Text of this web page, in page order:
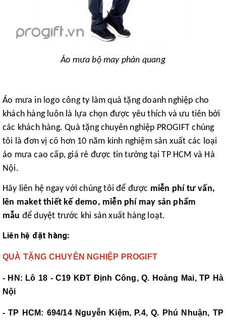
Áo mưa bộ may phản quang
Áo mưa in logo công ty làm quà tặng doanh nghiệp cho
khách hàng luôn là lựa chọn được yêu thích và ưu tiên bởi
các khách hàng. Quà tặng chuyên nghiệp PROGIFT chúng
tôi là đơn vị có hơn 10 năm kinh nghiệm sản xuất các loại
áo mưa cao cấp, giá rẻ được tin tưởng tại TP HCM và Hà
Nội.
Hãy liên hệ ngay với chúng tôi để được miễn phí tư vấn,
lên maket thiết kế demo, miễn phí may sản phẩm
mẫu để duyệt trước khi sản xuất hàng loạt.
Liên hệ đặt hàng:
QUÀ TẶNG CHUYÊN NGHIỆP PROGIFT
- HN: Lô 18 - C19 KĐT Định Công, Q. Hoàng Mai, TP Hà
Nội
- TP HCM: 694/14 Nguyễn Kiệm, P.4, Q. Phú Nhuận, TP